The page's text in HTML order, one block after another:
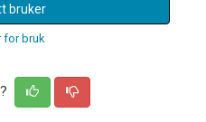
bruker
for bruk